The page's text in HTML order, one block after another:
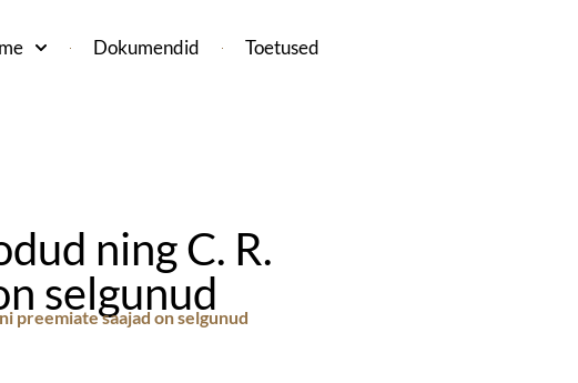
Dokumendid Toetused
ning C. R.
selgunud
preemiate saajad on selgunud